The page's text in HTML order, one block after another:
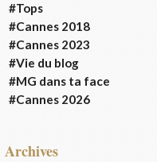
#Tops
#Cannes 2018
#Cannes 2023
#Vie du blog
#MG dans ta face
#Cannes 2026
Archives